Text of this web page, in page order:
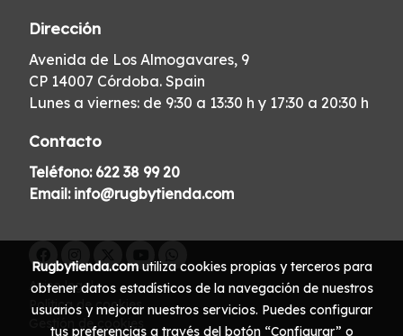
Dirección
Avenida de Los Almogavares, 9
CP 14007 Córdoba. Spain
Lunes a viernes: de 9:30 a 13:30 h y 17:30 a 20:30 h
Contacto
Teléfono: 622 38 99 20
Email: info@rugbytienda.com
Aviso legal
Política de cookies
Gestión de cookies
Rugbytienda.comutiliza cookies propias y terceros para
obtener datos estadísticos de la navegación de nuestros
usuarios y mejorar nuestros servicios. Puedes configurar
tus preferencias a través del botón “Configurar” o